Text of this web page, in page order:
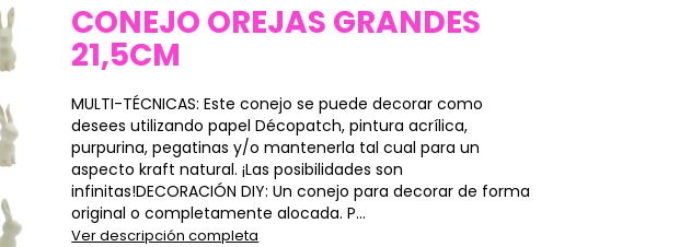
CONEJO OREJAS GRANDES
21,5CM
MULTI-TÉCNICAS: Este conejo se puede decorar como
desees utilizando papel Décopatch, pintura acrílica,
purpurina, pegatinas y/o mantenerla tal cual para un
aspecto kraft natural. ¡Las posibilidades son
infinitas!DECORACIÓN DIY: Un conejo para decorar de forma
original o completamente alocada. P...
Ver descripción completa